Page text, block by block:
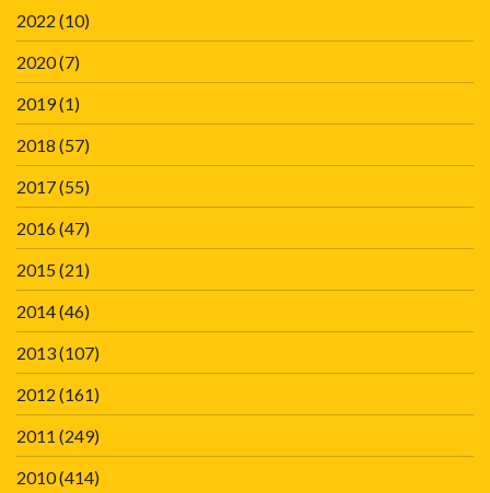
2022 (10)
2020(7)
2019(1)
2018 (57)
2017(55)
2016(47)
2015(21)
2014(46)
2013(107)
2012 (161)
2011 (249)
2010(414)